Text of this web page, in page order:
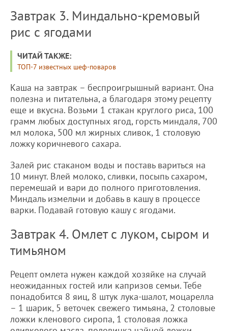
Завтрак 3. Миндально-кремовый
рис с ягодами
ЧИТАЙ ТАКЖЕ:
ТОП-7 известных шеф-поваров
Каша на завтрак – беспроигрышный вариант. Она
полезна и питательна, а благодаря этому рецепту
еще и вкусна. Возьми 1 стакан круглого риса, 100
грамм любых доступных ягод, горсть миндаля, 700
мл молока, 500 мл жирных сливок, 1 столовую
ложку коричневого сахара.
Залей рис стаканом воды и поставь вариться на
10 минут. Влей молоко, сливки, посыпь сахаром,
перемешай и вари до полного приготовления.
Миндаль измельчи и добавь в кашу в процессе
варки. Подавай готовую кашу с ягодами.
Завтрак 4. Омлет с луком, сыром и
тимьяном
Рецепт омлета нужен каждой хозяйке на случай
неожиданных гостей или капризов семьи. Тебе
понадобится 8 яиц, 8 штук лука-шалот, моцарелла
– 1 шарик, 5 веточек свежего тимьяна, 2 столовые
ложки кленового сиропа, 1 столовая ложка